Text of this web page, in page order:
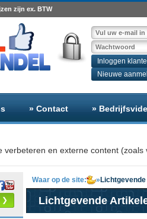
zijn ex. BTW
Inloggen
Nieuwe
» Contact »
en externe content
❯
Waar op de site: »
Lichtgevende